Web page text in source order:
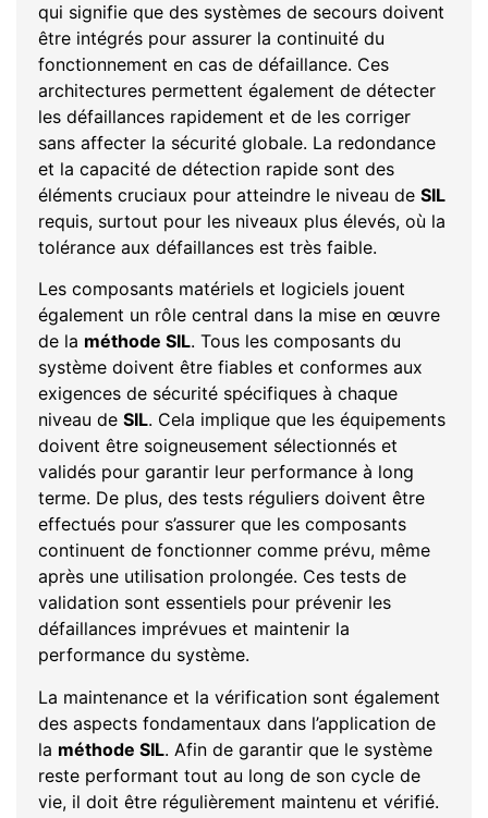
qui signifie que des systèmes de secours doivent
être intégrés pour assurer la continuité du
fonctionnement en cas de défaillance. Ces
architectures permettent également de détecter
les défaillances rapidement et de les corriger
sans affecter la sécurité globale. La redondance
et la capacité de détection rapide sont des
éléments cruciaux pour atteindre le niveau de SIL
requis, surtout pour les niveaux plus élevés, où la
tolérance aux défaillances est très faible.
Les composants matériels et logiciels jouent
également un rôle central dans la mise en œuvre
de la méthode SIL. Tous les composants du
système doivent être fiables et conformes aux
exigences de sécurité spécifiques à chaque
niveau de SIL. Cela implique que les équipements
doivent être soigneusement sélectionnés et
validés pour garantir leur performance à long
terme. De plus, des tests réguliers doivent être
effectués pour s’assurer que les composants
continuent de fonctionner comme prévu, même
après une utilisation prolongée. Ces tests de
validation sont essentiels pour prévenir les
défaillances imprévues et maintenir la
performance du système.
La maintenance et la vérification sont également
des aspects fondamentaux dans l’application de
la méthode SIL. Afin de garantir que le système
reste performant tout au long de son cycle de
vie, il doit être régulièrement maintenu et vérifié.